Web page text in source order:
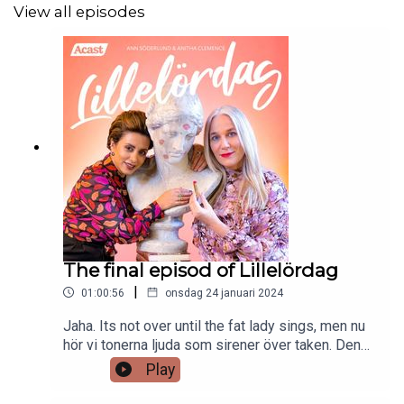
View all episodes
The final episod of Lillelördag
01:00:56 | onsdag 24 januari 2024
Jaha. Its not over until the fat lady sings, men nu
hör vi tonerna ljuda som sirener över taken. Den
här gången behöver vi inte pudla. I nästan tio år
har vi varit på ett mission att sprida lite glädje,
Play